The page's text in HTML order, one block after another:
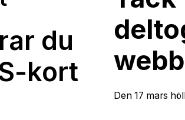
du
kort
Den 17 mars